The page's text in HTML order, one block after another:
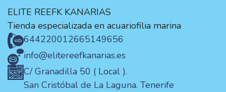
ELITE REEFK KANARIAS
Tienda especializada en acuariofilia marina
644220012665149656
info@elitereefkanarias.es
C/ Granadilla 50 ( Local ).
San Cristóbal de La Laguna. Tenerife